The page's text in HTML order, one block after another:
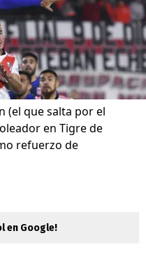
(el que salta por el
en Tigre de
refuerzo de
en Google!